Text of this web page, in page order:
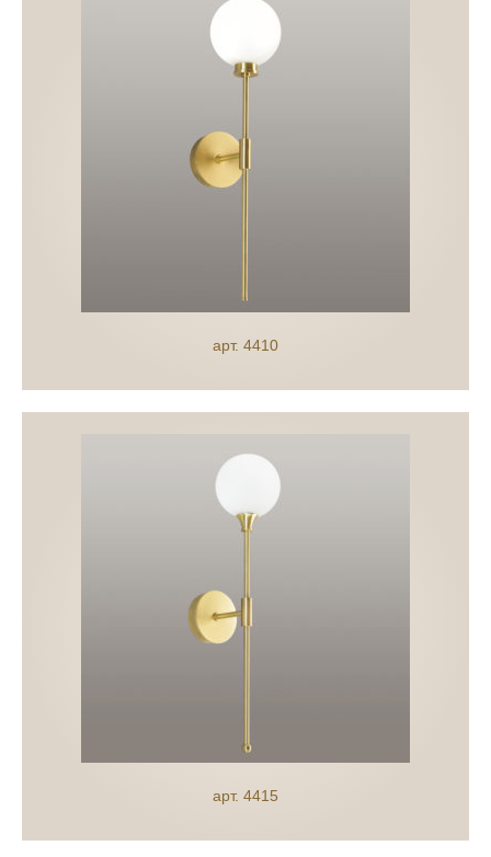
арт. 4410
арт. 4415